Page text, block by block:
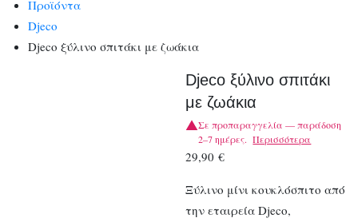
Προϊόντα
Djeco
Djeco ξύλινο σπιτάκι με ζωάκια
Djeco ξύλινο σπιτάκι
με ζωάκια
Σε προπαραγγελία — παράδοση
2–7 ημέρες. Περισσότερα
29,90€
Ξύλινο μίνι κουκλόσπιτο από
την εταιρεία Djeco,